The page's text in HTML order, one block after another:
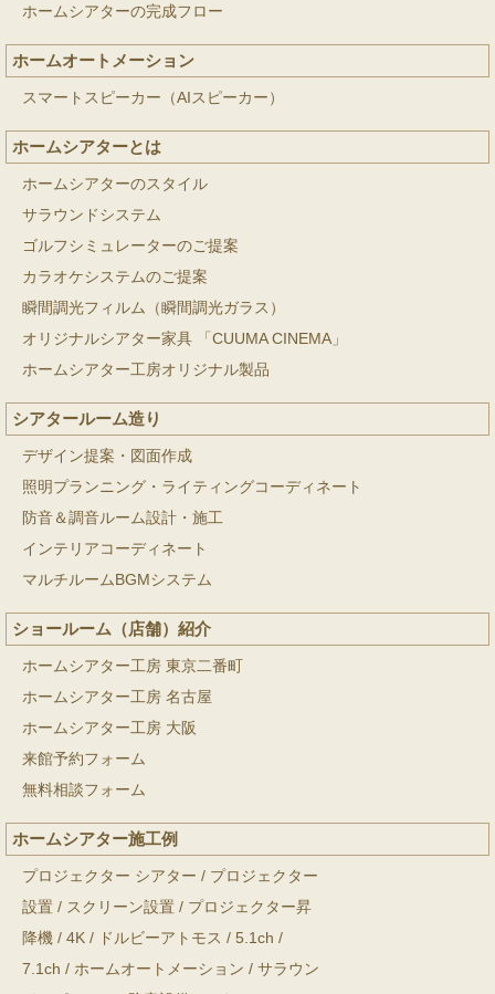
ホームシアターの完成フロー
ホームオートメーション
スマートスピーカー（AIスピーカー）
ホームシアターとは
ホームシアターのスタイル
サラウンドシステム
ゴルフシミュレーターのご提案
カラオケシステムのご提案
瞬間調光フィルム（瞬間調光ガラス）
オリジナルシアター家具 「CUUMA CINEMA」
ホームシアター工房オリジナル製品
シアタールーム造り
デザイン提案・図面作成
照明プランニング・ライティングコーディネート
防音＆調音ルーム設計・施工
インテリアコーディネート
マルチルームBGMシステム
ショールーム（店舗）紹介
ホームシアター工房 東京二番町
ホームシアター工房 名古屋
ホームシアター工房 大阪
来館予約フォーム
無料相談フォーム
ホームシアター施工例
プロジェクター シアター / プロジェクター
設置 / スクリーン設置 / プロジェクター昇
降機 / 4K / ドルビーアトモス / 5.1ch /
7.1ch / ホームオートメーション / サラウン